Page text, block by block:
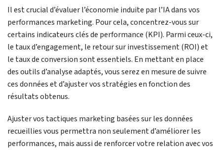
Il est crucial d’évaluer l’économie induite par l’IA dans vos
performances marketing. Pour cela, concentrez-vous sur
certains indicateurs clés de performance (KPI). Parmi ceux-ci,
le taux d’engagement, le retour sur investissement (ROI) et
le taux de conversion sont essentiels. En mettant en place
des outils d’analyse adaptés, vous serez en mesure de suivre
ces données et d’ajuster vos stratégies en fonction des
résultats obtenus.
Ajuster vos tactiques marketing basées sur les données
recueillies vous permettra non seulement d’améliorer les
performances, mais aussi de renforcer votre relation avec vos